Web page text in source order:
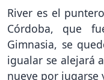
River es el
Córdoba, que
Gimnasia, se
igualar se alejará
nueve por jugarse